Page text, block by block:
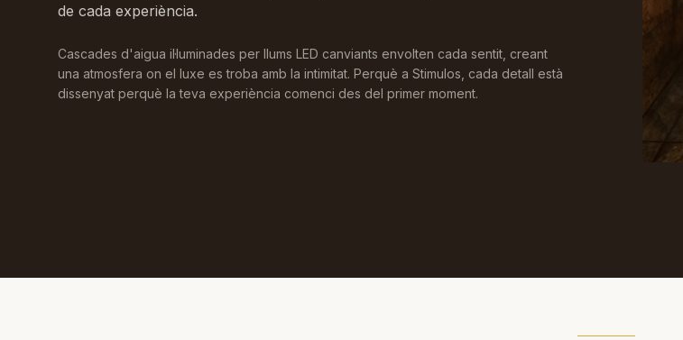
de cada experiència.
Cascades d'aigua il·luminades per llums LED canviants envolten cada sentit, creant
una atmosfera on el luxe es troba amb la intimitat. Perquè a Stimulos, cada detall està
dissenyat perquè la teva experiència comenci des del primer moment.